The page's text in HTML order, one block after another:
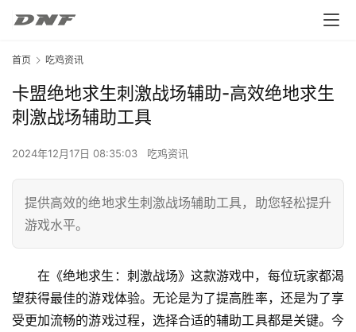
首页 吃鸡资讯
卡盟绝地求生刺激战场辅助-高效绝地求生
刺激战场辅助工具
2024年12月17日 08:35:03 吃鸡资讯
提供高效的绝地求生刺激战场辅助工具，助您轻松提升
游戏水平。
在《绝地求生：刺激战场》这款游戏中，每位玩家都渴
望获得最佳的游戏体验。无论是为了提高胜率，还是为了享
受更加流畅的游戏过程，选择合适的辅助工具都是关键。今